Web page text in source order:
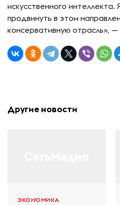
искусственного
продвинуть в этом
консервативную отрасль»,
Другие новости
ЭКОНОМИКА